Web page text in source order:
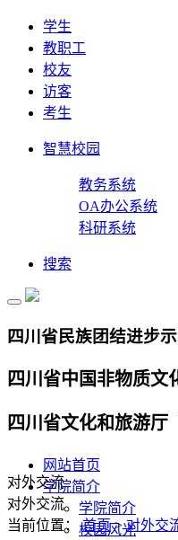
学生
教职工
校友
访客
考生
智慧校园
教务系统
OA办公系统
科研系统
搜索
四川省民族团结进步
四川省中国非物质文
四川省文化和旅游
网站首页
学院简介
学院简介
校园风光
对外交流
对外交流
当前位置：首页>对外交